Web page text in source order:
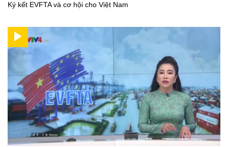
Ký kết EVFTA và cơ hội cho Việt Nam